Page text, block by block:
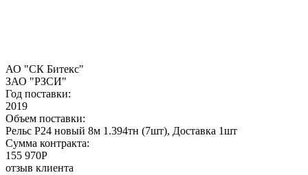
АО "СК Битекс"
ЗАО "РЗСИ"
Год поставки:
2019
Объем поставки:
Рельс Р24 новый 8м 1.394тн (7шт), Доставка 1шт
Сумма контракта:
155 970P
отзыв клиента